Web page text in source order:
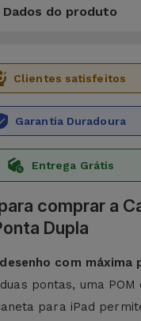
Dados do produto
Clientes satisfeitos
Garantia Duradoura
Entrega Grátis
comprar a
Dupla
com máxima
pontas, uma
para iPad